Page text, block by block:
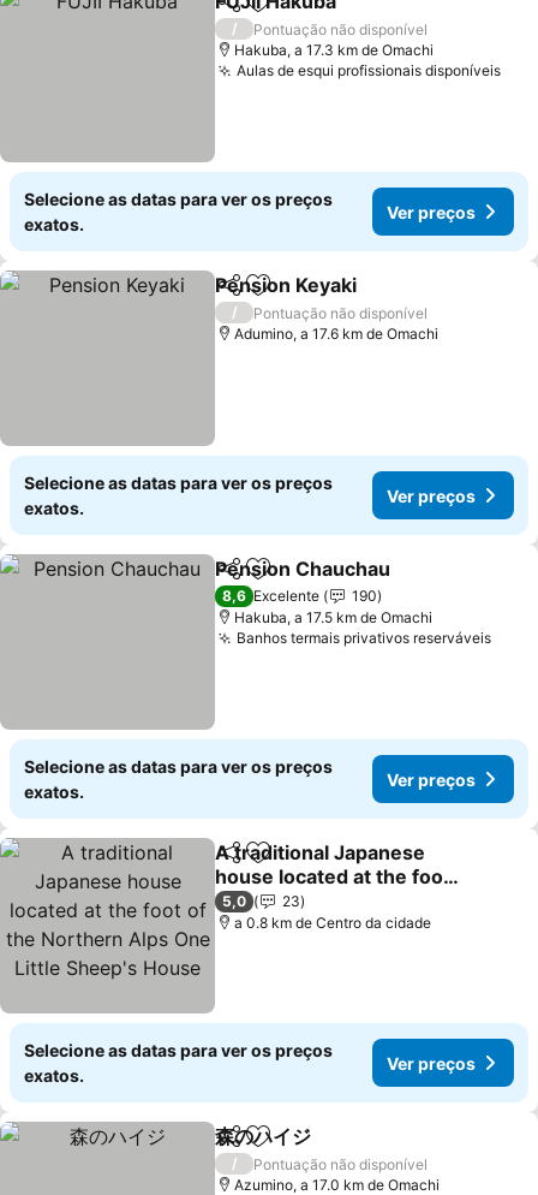
PartilharAdicionar aos favoritos
/
Pontuação não disponível
Hakuba, a 17.3 km de Omachi
Aulas de esqui profissionais disponíveis
Selecione as datas para ver os preços
exatos.
Ver preços
PartilharAdicionar aos favoritos
Pension Keyaki
/
Pontuação não disponível
Adumino, a 17.6 km de Omachi
Selecione as datas para ver os preços
exatos.
Ver preços
PartilharAdicionar aos favoritos
Pension Chauchau
8,6 Excelente
190
Hakuba, a 17.5 km de Omachi
Banhos termais privativos reserváveis
Selecione as datas para ver os preços
exatos.
Ver preços
PartilharAdicionar aos favoritos
A traditional Japanese
house located at the foot
of the Northern Alps One
Little Sheep's House
5,0
23
a 0.8 km de Centro da cidade
Selecione as datas para ver os preços
exatos.
Ver preços
PartilharAdicionar aos favoritos
森のハイジ
/
Pontuação não disponível
Azumino, a 17.0 km de Omachi